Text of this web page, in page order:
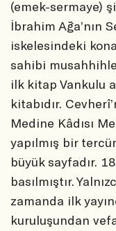
(emek-sermaye)
İbrahim Ağa’nın
iskelesindeki
sahibi
ilk kitap Vankulu
kitabıdır.
Medine Kâdısı
yapılmış bir
büyük sayfadır.
basılmıştır.
zamanda ilk
kuruluşundan